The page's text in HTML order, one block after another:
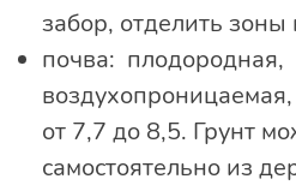
забор, отделить зоны
почва: плодородная,
от 7,7 до 8,5. Грунт
самостоятельно из